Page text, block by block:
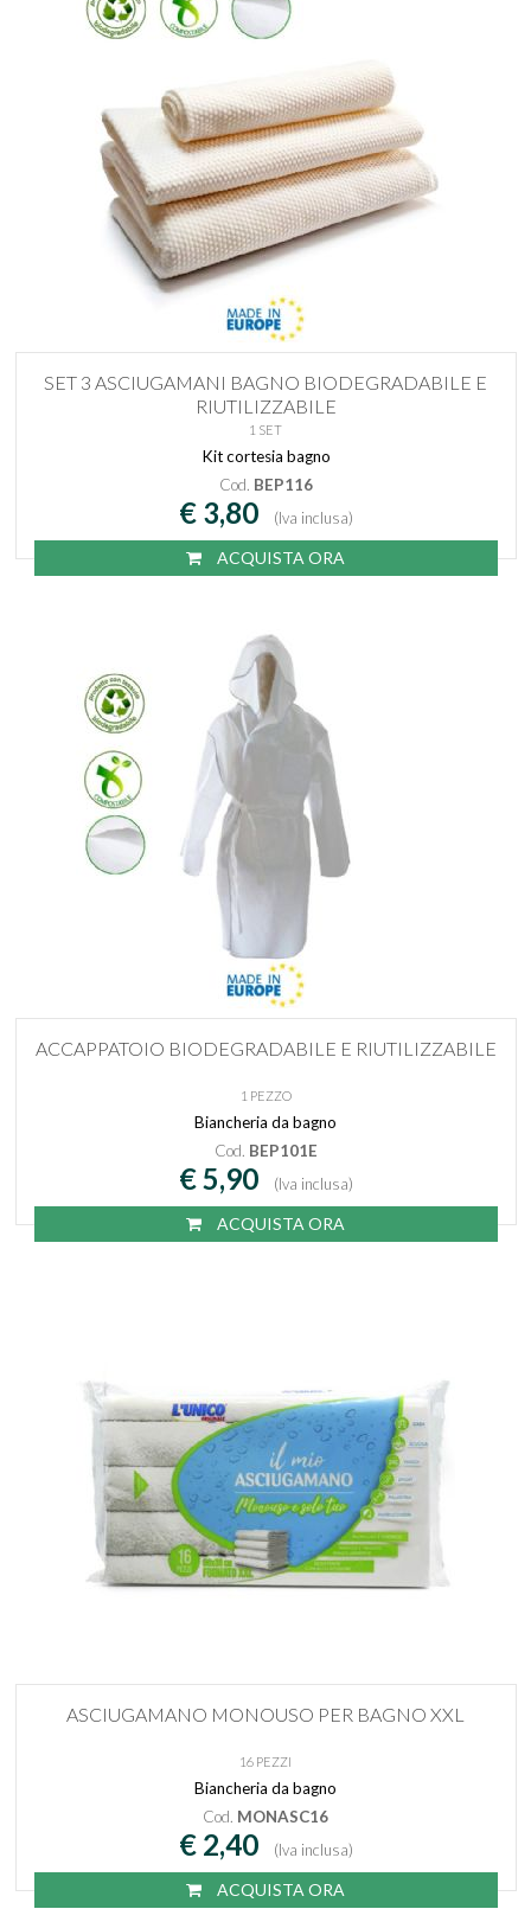
SET 3 ASCIUGAMANI BAGNO BIODEGRADABILE E
RIUTILIZZABILE
1 SET
Kit cortesia bagno
Cod. BEP116
€ 3,80 (Iva inclusa)
ACQUISTA ORA
ACCAPPATOIO BIODEGRADABILE E RIUTILIZZABILE
1 PEZZO
Biancheria da bagno
Cod. BEP101E
€ 5,90 (Iva inclusa)
ACQUISTA ORA
ASCIUGAMANO MONOUSO PER BAGNO XXL
16 PEZZI
Biancheria da bagno
Cod. MONASC16
€ 2,40 (Iva inclusa)
ACQUISTA ORA